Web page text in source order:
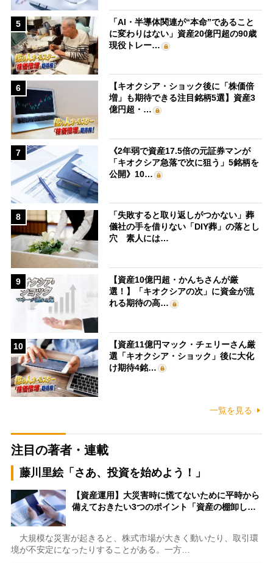
5
「AI・半導体関連が“本命”であること
に変わりはない」資産20億円超の90歳
現役トレー…
6
【キオクシア・ショック後に「株価倍
増」も期待できる注目銘柄5選】資産3
億円超・…
7
《2年弱で資産17.5倍の元証券マンが
「キオクシア急落で次に狙う」5銘柄を
公開》10…
8
「失敗すると取り返しがつかない」葬
儀社の手を借りない「DIY葬」の落とし
穴 素人には…
9
【資産10億円超・かんちさんが厳
選！】「キオクシアの次」に資金が流
れる期待の高…
10
【資産11億円マック・チェリーさん厳
選「キオクシア・ショック」後に大化
け期待4銘…
一覧を見る
注目の著者・連載
藤川里絵「さあ、投資を始めよう！」
【資産運用】大災害時に慌てないために平時から
備えておきたい3つのポイント「資産の棚卸し…
大規模な災害が起きると、株式市場が大きく動いたり、取引環
境が不安定になったりすることがある。一方…